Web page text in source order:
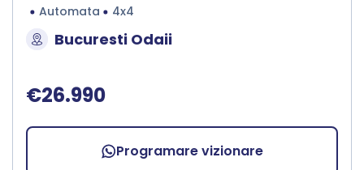
Automata
4x4
Bucuresti Odaii
€26.990
Programare vizionare